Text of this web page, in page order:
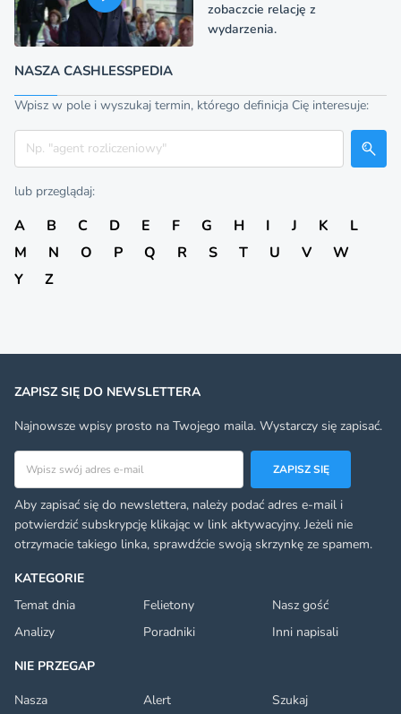
zobaczcie relację z
wydarzenia.
NASZA CASHLESSPEDIA
Wpisz w pole i wyszukaj termin, którego definicja Cię interesuje:
Szukaj
lub przeglądaj:
A B C D E F G H I J K
L
M
N O P Q R S T U V
W
Y
Z
KATEGORIE
Temat dnia
Felietony
Nasz gość
Analizy
Poradniki
Inni napisali
NIE PRZEGAP
Nasza
Alert Szukaj
ZAPISZ SIĘ DO NEWSLETTERA
Najnowsze wpisy prosto na Twojego maila. Wystarczy się zapisać.
ZAPISZ SIĘ
Aby zapisać się do newslettera, należy podać adres e-mail i
potwierdzić subskrypcję klikając w link aktywacyjny. Jeżeli nie
otrzymacie takiego linka, sprawdźcie swoją skrzynkę ze spamem.